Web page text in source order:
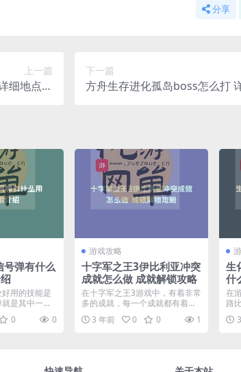
分享
上一篇
细地点介
下一篇
方舟生存进化孤岛boss怎么打
号弹有什么
用的技能是
是其中一
候信号弹...
0 0
游戏攻略
十字军之王3伊比利亚冲突
成就怎么做 成就解锁攻略
在十字军之王3游戏中，有着非常
多的成就，每一个成就都有着自
己独特的解锁方式，其中...
3 年前 0 0 1
生
什
在
路
能